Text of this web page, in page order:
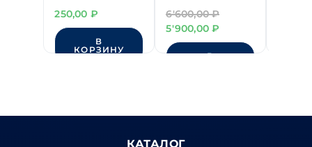
(100шт) "ЗУБР"
250,00 ₽
В
КОРЗИНУ
двуручный (2,4-
6,4)
6'600,00₽
Первоначальная
цена
составляла
5'900,00₽
цена:
5'900,00 ₽.
В
КАТАЛОГ